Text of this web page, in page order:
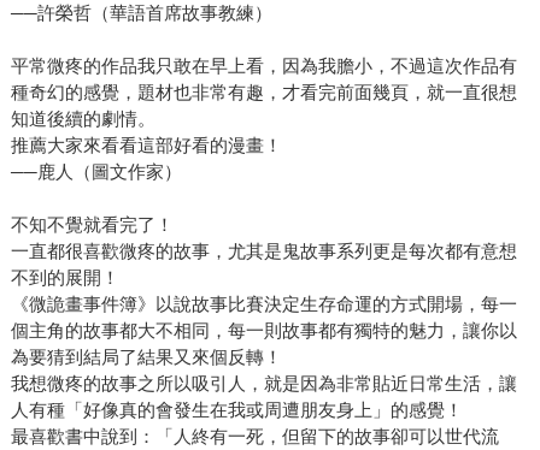
──許榮哲（華語首席故事教練）
平常微疼的作品我只敢在早上看，因為我膽小，不過這次作品有
種奇幻的感覺，題材也非常有趣，才看完前面幾頁，就一直很想
知道後續的劇情。
推薦大家來看看這部好看的漫畫！
──鹿人（圖文作家）
不知不覺就看完了！
一直都很喜歡微疼的故事，尤其是鬼故事系列更是每次都有意想
不到的展開！
《微詭畫事件簿》以說故事比賽決定生存命運的方式開場，每一
個主角的故事都大不相同，每一則故事都有獨特的魅力，讓你以
為要猜到結局了結果又來個反轉！
我想微疼的故事之所以吸引人，就是因為非常貼近日常生活，讓
人有種「好像真的會發生在我或周遭朋友身上」的感覺！
最喜歡書中說到：「人終有一死，但留下的故事卻可以世代流